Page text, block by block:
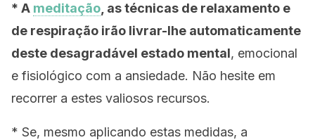
* A meditação , as técnicas de relaxamento e
de respiração irão livrar-lhe automaticamente
deste desagradável estado mental, emocional
e fisiológico com a ansiedade. Não hesite em
recorrer a estes valiosos recursos.
* Se, mesmo aplicando estas medidas, a